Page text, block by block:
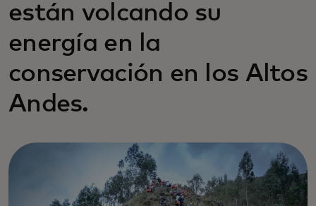
están volcando su
energía en la
conservación en los Altos
Andes.